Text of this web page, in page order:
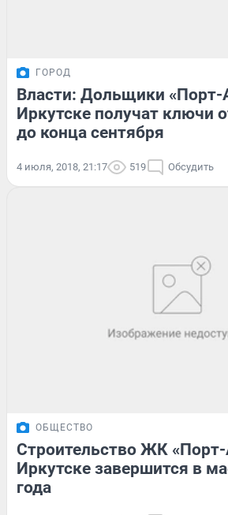
ГОРОД
Власти: Дольщики «Порт-
Иркутске получат ключи
до конца сентября
4 июля, 2018, 21:17 519 Обсудить
ОБЩЕСТВО
Строительство ЖК «Порт-
Иркутске завершится в
года